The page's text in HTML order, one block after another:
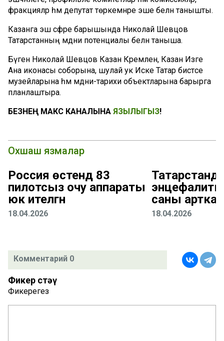
фракцияләр һәм депутат төркемнәре эше белән танышты.
Казанга эш сәфәре барышында Николай Шевцов
Татарстанның мәдәни потенциалы белән таныша.
Бүген Николай Шевцов Казан Кремленә, Казан Изге
Ана иконасы соборына, шулай ук Иске Татар бистәсе
музейларына һәм мәдәни-тарихи объектларына барырга
планлаштыра.
БЕЗНЕҢ МАКС КАНАЛЫНА ЯЗЫЛЫГЫЗ!
Охшаш язмалар
Россия өстендә 83
пилотсыз очу аппараты
юк ителгән
18.04.2026
саны арткан
18.04.2026
Комментарий 0
Фикер өстәү
Фикерегез